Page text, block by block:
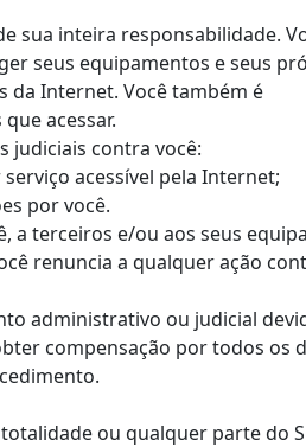
sua inteira responsabilidade.
seus equipamentos e seus
da Internet. Você também é
acessar.
judiciais contra você:
acessível pela Internet;
por você.
a terceiros e/ou aos seus
renuncia a qualquer ação
administrativo ou judicial
compensação por todos os
ou qualquer parte do